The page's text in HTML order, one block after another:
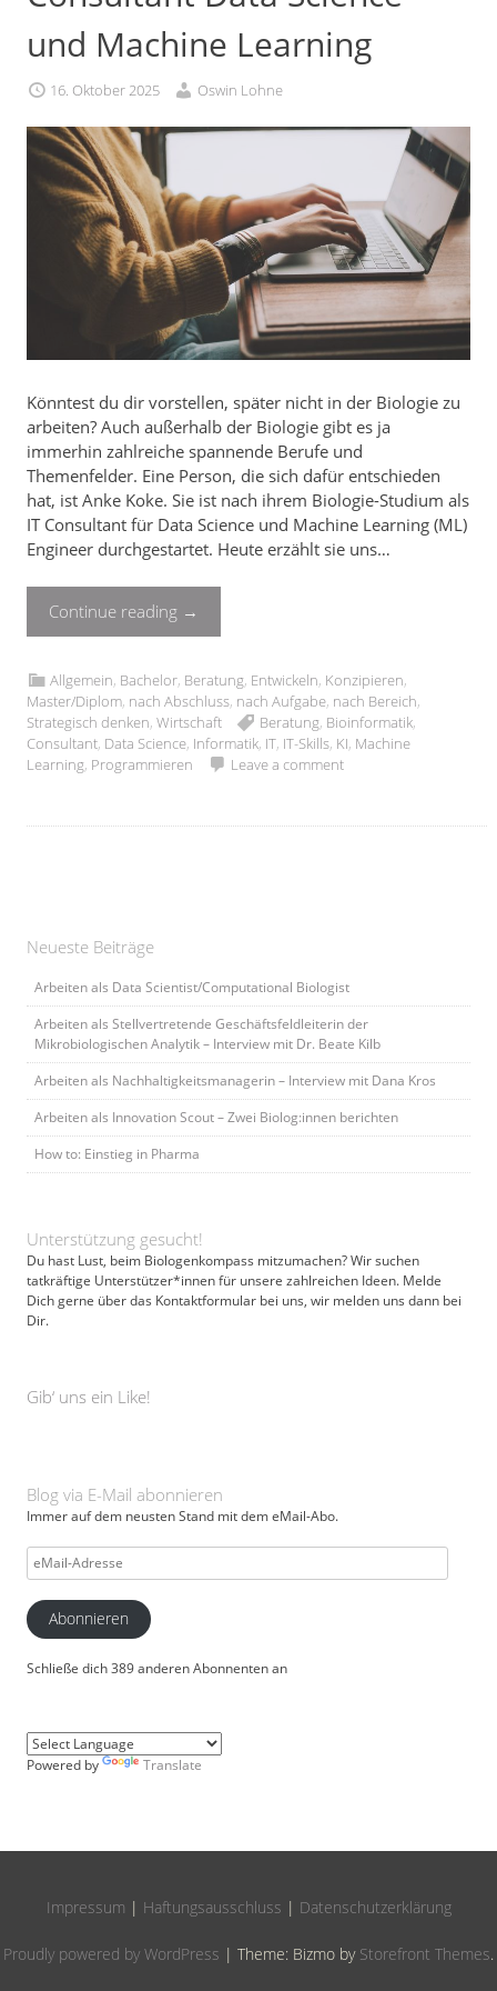
und Machine Learning
16. Oktober 2025 Oswin Lohne
Könntest du dir vorstellen, später nicht in der Biologie zu
arbeiten? Auch außerhalb der Biologie gibt es ja
immerhin zahlreiche spannende Berufe und
Themenfelder. Eine Person, die sich dafür entschieden
hat, ist Anke Koke. Sie ist nach ihrem Biologie-Studium als
IT Consultant für Data Science und Machine Learning (ML)
Engineer durchgestartet. Heute erzählt sie uns…
Continue reading →
Allgemein, Bachelor, Beratung, Entwickeln, Konzipieren,
Master/Diplom, nach Abschluss, nach Aufgabe, nach Bereich,
Strategisch denken,Wirtschaft Beratung, Bioinformatik,
Consultant, Data Science, Informatik, IT, IT-Skills, KI, Machine
Learning, Programmieren Leave a comment
Neueste Beiträge
Arbeiten als Data Scientist/Computational Biologist
Arbeiten als Stellvertretende Geschäftsfeldleiterin der
Mikrobiologischen Analytik – Interview mit Dr. Beate Kilb
Arbeiten als Nachhaltigkeitsmanagerin – Interview mit Dana Kros
Arbeiten als Innovation Scout – Zwei Biolog:innen berichten
How to: Einstieg in Pharma
Unterstützung gesucht!
Du hast Lust, beim Biologenkompass mitzumachen? Wir suchen
tatkräftige Unterstützer*innen für unsere zahlreichen Ideen. Melde
Dich gerne über das Kontaktformular bei uns, wir melden uns dann bei
Dir.
Gib‘ uns ein Like!
Blog via E-Mail abonnieren
Immer auf dem neusten Stand mit dem eMail-Abo.
eMail-
Adresse
Abonnieren
Schließe dich 389 anderen Abonnenten an
Powered by Translate
Impressum | Haftungsausschluss | Datenschutzerklärung
Proudly powered by WordPress | Theme: Bizmo by Storefront Themes.